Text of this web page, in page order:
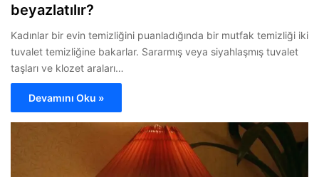
beyazlatılır?
Kadınlar bir evin temizliğini puanladığında bir mutfak temizliği iki
tuvalet temizliğine bakarlar. Sararmış veya siyahlaşmış tuvalet
taşları ve klozet araları…
Devamını Oku »